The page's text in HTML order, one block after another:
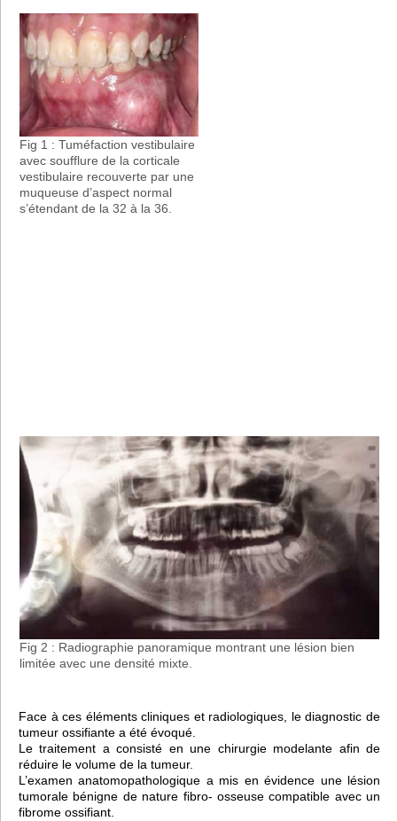
Fig 1 : Tuméfaction vestibulaire
avec soufflure de la corticale
vestibulaire recouverte par une
muqueuse d’aspect normal
s’étendant de la 32 à la 36.
Fig 2 : Radiographie panoramique montrant une lésion bien
limitée avec une densité mixte.
Face à ces éléments cliniques et radiologiques, le diagnostic de
tumeur ossifiante a été évoqué.
Le traitement a consisté en une chirurgie modelante afin de
réduire le volume de la tumeur.
L’examen anatomopathologique a mis en évidence une lésion
tumorale bénigne de nature fibro- osseuse compatible avec un
fibrome ossifiant.